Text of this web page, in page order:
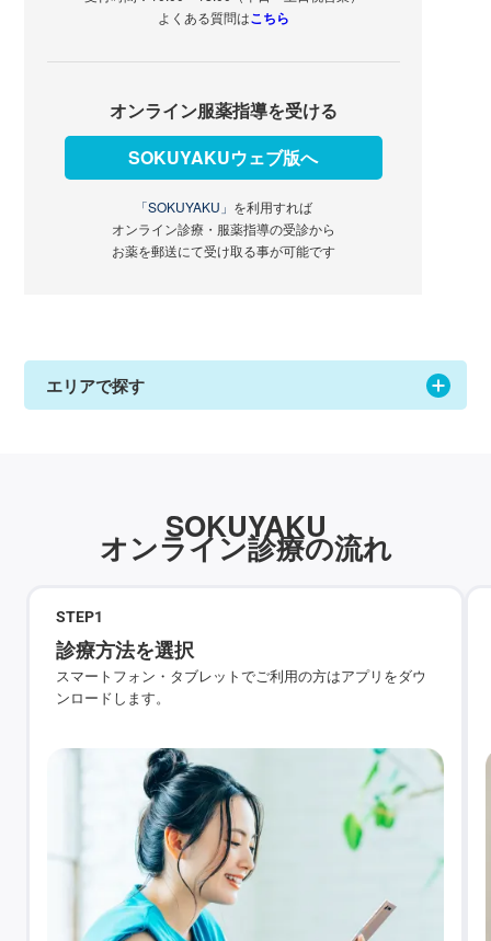
よくある質問はこちら
オンライン服薬指導を受ける
SOKUYAKUウェブ版へ
「SOKUYAKU」 を利用すれば
オンライン診療・服薬指導の受診から
お薬を郵送にて受け取る事が可能です
エリアで探す
SOKUYAKU
オンライン診療の流れ
STEP1
診療方法を選択
スマートフォン・タブレットでご利用の方はアプリをダウ
ンロードします。